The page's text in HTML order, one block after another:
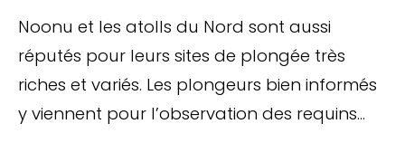
Noonu et les atolls du Nord sont aussi
réputés pour leurs sites de plongée très
riches et variés. Les plongeurs bien informés
y viennent pour l’observation des requins…